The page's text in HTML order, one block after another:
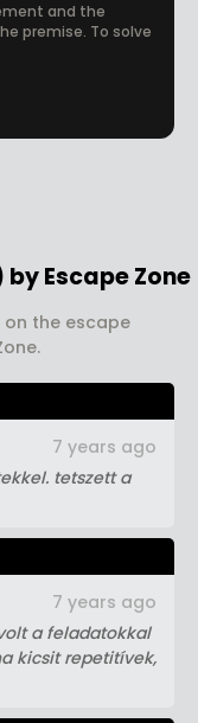
and the
premise. To solve
Escape Zone
on the escape
tetszett a
7 years ago
a feladatokkal
kicsit repetitívek,
7 years ago